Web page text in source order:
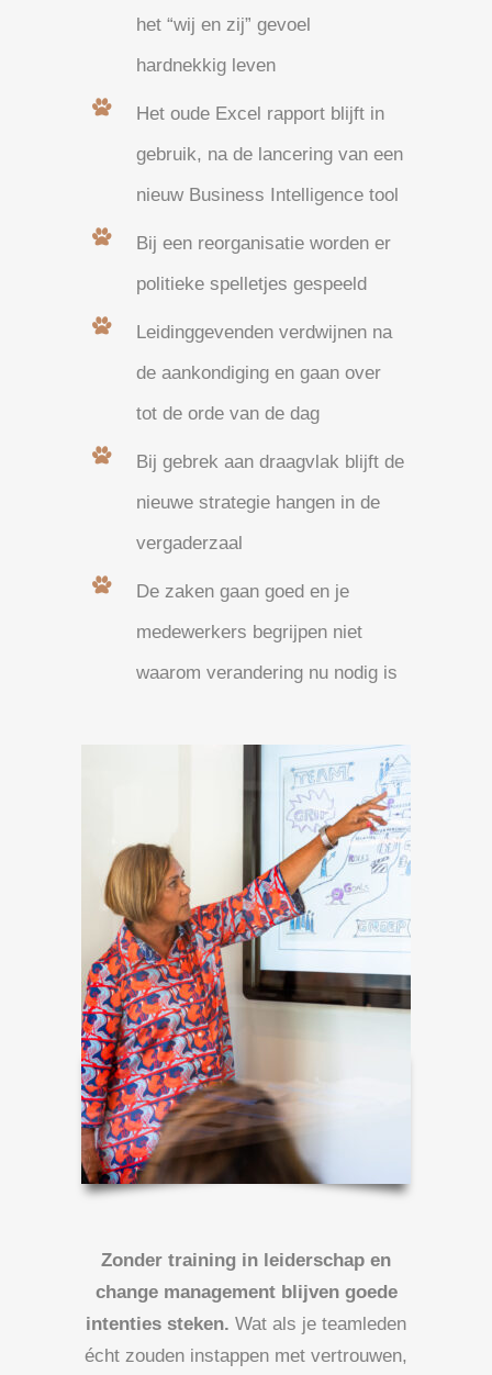
het “wij en zij” gevoel
hardnekkig leven
Het oude Excel rapport blijft in
gebruik, na de lancering van een
nieuw Business Intelligence tool
Bij een reorganisatie worden er
politieke spelletjes gespeeld
Leidinggevenden verdwijnen na
de aankondiging en gaan over
tot de orde van de dag
Bij gebrek aan draagvlak blijft de
nieuwe strategie hangen in de
vergaderzaal
De zaken gaan goed en je
medewerkers begrijpen niet
waarom verandering nu nodig is
Zonder training in leiderschap en
change management blijven goede
intenties steken. Wat als je teamleden
écht zouden instappen met vertrouwen,